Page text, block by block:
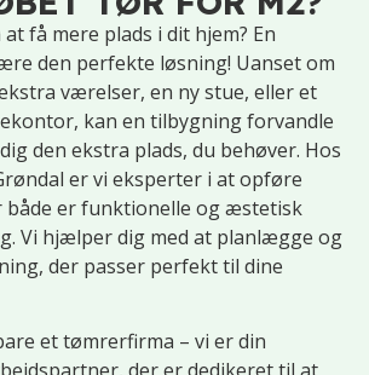
få mere plads i dit hjem? En
den perfekte løsning! Uanset om
værelser, en ny stue, eller et
kan en tilbygning forvandle
den ekstra plads, du behøver. Hos
er vi eksperter i at opføre
både er funktionelle og æstetisk
Vi hjælper dig med at planlægge og
der passer perfekt til dine
et tømrerfirma – vi er din